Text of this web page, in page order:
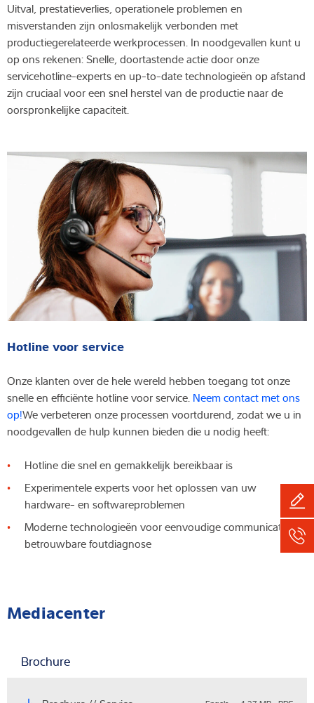
Uitval, prestatieverlies, operationele problemen en
misverstanden zijn onlosmakelijk verbonden met
productiegerelateerde werkprocessen. In noodgevallen kunt u
op ons rekenen: Snelle, doortastende actie door onze
servicehotline-experts en up-to-date technologieën op afstand
zijn cruciaal voor een snel herstel van de productie naar de
oorspronkelijke capaciteit.
Hotline voor service
Onze klanten over de hele wereld hebben toegang tot onze
snelle en efficiënte hotline voor service. Neem contact met ons
op!We verbeteren onze processen voortdurend, zodat we u in
noodgevallen de hulp kunnen bieden die u nodig heeft:
Hotline die snel en gemakkelijk bereikbaar is
Experimentele experts voor het oplossen van uw
hardware- en softwareproblemen
Moderne technologieën voor eenvoudige communicatie en
betrouwbare foutdiagnose
Mediacenter
Brochure